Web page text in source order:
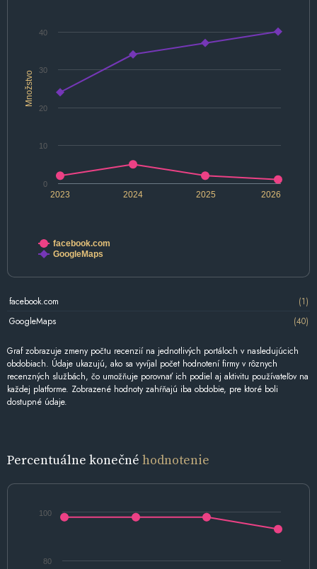
Množstvo
2024 2026
2023 2025
0
10
20
30
40
facebook.com
GoogleMaps
facebook.com
(1)
GoogleMaps
(40)
Graf zobrazuje zmeny počtu recenzií na jednotlivých portáloch v nasledujúcich
obdobiach. Údaje ukazujú, ako sa vyvíjal počet hodnotení firmy v rôznych
recenzných službách, čo umožňuje porovnať ich podiel aj aktivitu používateľov na
každej platforme. Zobrazené hodnoty zahŕňajú iba obdobie, pre ktoré boli
dostupné údaje.
Percentuálne konečné hodnotenie
80
100